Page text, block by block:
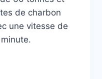
de charbon
une vitesse de